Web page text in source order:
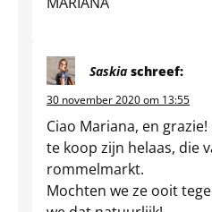
Saskia schreef:
30 november 2020 om 13:55
Ciao Mariana, en
te koop zijn helaas, die
rommelmarkt.
Mochten we ze ooit